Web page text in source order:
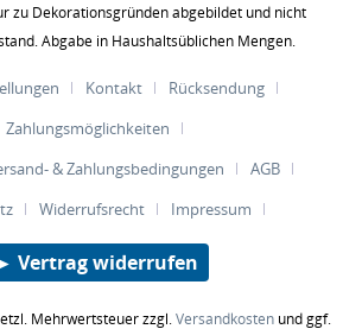
zu Dekorationsgründen abgebildet und nicht
Abgabe in Haushaltsüblichen Mengen.
Kontakt
Rücksendung
Zahlungsmöglichkeiten
& Zahlungsbedingungen
AGB
Widerrufsrecht Impressum
Vertrag widerrufen
Mehrwertsteuer zzgl.Versandkosten und ggf.